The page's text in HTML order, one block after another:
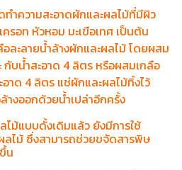
ำความสะอาดผักและผลไม้ที่มีผิว
รอท หัวหอม มะเขือเทศ เป็นต้น
ละลายน้ำล้างผักและผลไม้ โดยผสม
กับน้ำสะอาด 4 ลิตร หรือผสมเกลือ
อาด 4 ลิตร แช่ผักและผลไม้ทิ้งไว้
างออกด้วยน้ำเปล่าอีกครั้ง
ไม้แบบดั้งเดิมแล้ว ยังมีการใช้
ไม้ ซึ่งสามารถช่วยขจัดสารพิษ
น